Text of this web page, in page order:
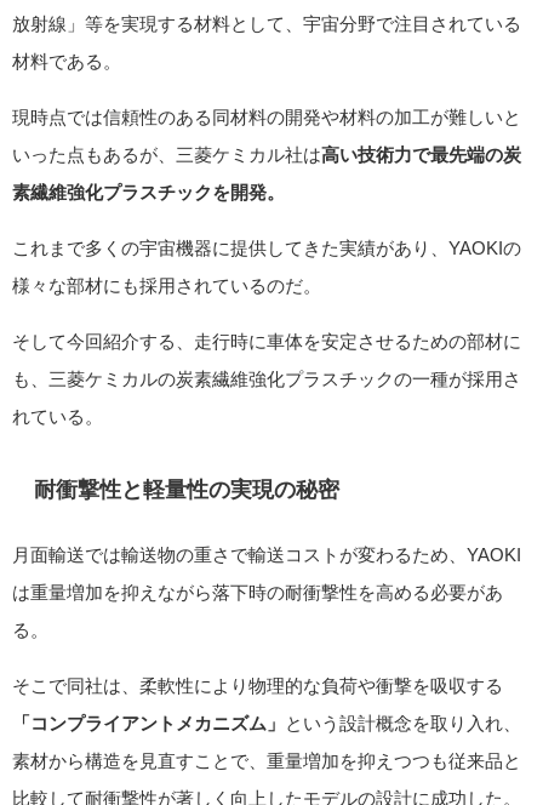
放射線」等を実現する材料として、宇宙分野で注目されている
材料である。
現時点では信頼性のある同材料の開発や材料の加工が難しいと
いった点もあるが、三菱ケミカル社は高い技術力で最先端の炭
素繊維強化プラスチックを開発。
これまで多くの宇宙機器に提供してきた実績があり、YAOKIの
様々な部材にも採用されているのだ。
そして今回紹介する、走行時に車体を安定させるための部材に
も、三菱ケミカルの炭素繊維強化プラスチックの一種が採用さ
れている。
耐衝撃性と軽量性の実現の秘密
月面輸送では輸送物の重さで輸送コストが変わるため、YAOKI
は重量増加を抑えながら落下時の耐衝撃性を高める必要があ
る。
そこで同社は、柔軟性により物理的な負荷や衝撃を吸収する
「コンプライアントメカニズム」 という設計概念を取り入れ、
素材から構造を見直すことで、重量増加を抑えつつも従来品と
比較して耐衝撃性が著しく向上したモデルの設計に成功した。